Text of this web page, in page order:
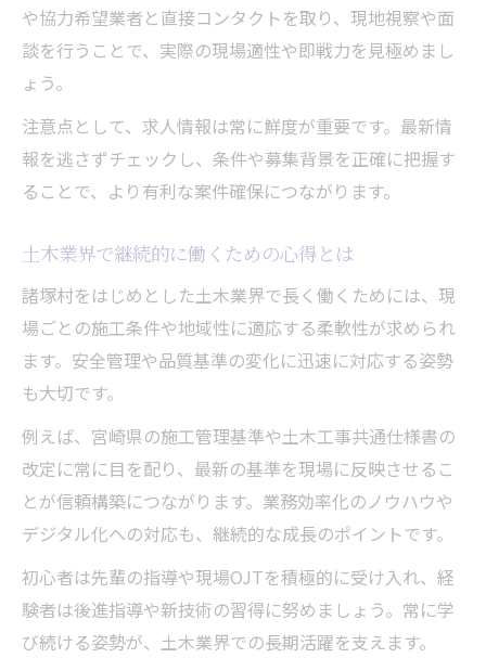
や協力希望業者と直接コンタクトを取り、現地視察や面
談を行うことで、実際の現場適性や即戦力を見極めまし
ょう。
注意点として、求人情報は常に鮮度が重要です。最新情
報を逃さずチェックし、条件や募集背景を正確に把握す
ることで、より有利な案件確保につながります。
土木業界で継続的に働くための心得とは
諸塚村をはじめとした土木業界で長く働くためには、現
場ごとの施工条件や地域性に適応する柔軟性が求められ
ます。安全管理や品質基準の変化に迅速に対応する姿勢
も大切です。
例えば、宮崎県の施工管理基準や土木工事共通仕様書の
改定に常に目を配り、最新の基準を現場に反映させるこ
とが信頼構築につながります。業務効率化のノウハウや
デジタル化への対応も、継続的な成長のポイントです。
初心者は先輩の指導や現場OJTを積極的に受け入れ、経
験者は後進指導や新技術の習得に努めましょう。常に学
び続ける姿勢が、土木業界での長期活躍を支えます。